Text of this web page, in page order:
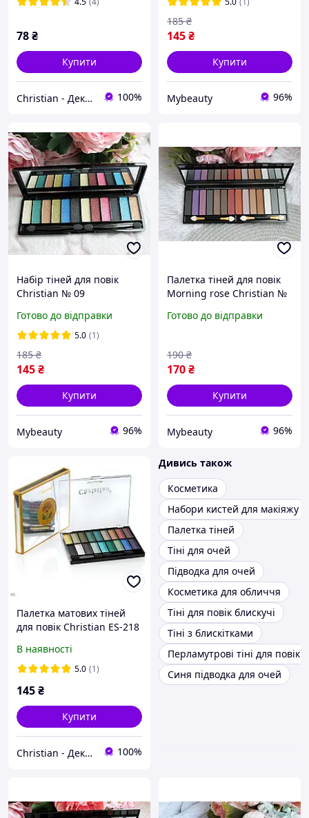
78₴
Купити
Christian - Декоративна косметика 100%
145₴
185 ₴
Купити
Mybeauty 96%
Набір тіней для повік
Christian № 09
Готово до відправки
5.0 (1)
145₴
185 ₴
Купити
Mybeauty 96%
Палетка тіней для повік
Morning rose Christian №
Готово до відправки
170₴
190 ₴
Купити
Mybeauty 96%
Палетка матових тіней
для повік Christian ES-218
В наявності
5.0 (1)
145₴
Купити
Christian - Декоративна косметика 100%
Дивись також
Косметика
Набори кистей для макіяжу
Палетка тіней
Тіні для очей
Підводка для очей
Косметика для обличчя
Тіні для повік блискучі
Тіні з блискітками
Перламутрові тіні для повік
Синя підводка для очей